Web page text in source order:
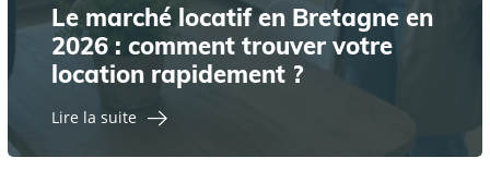
Le marché locatif en Bretagne en
2026 : comment trouver votre
location rapidement ?
Lire la suite